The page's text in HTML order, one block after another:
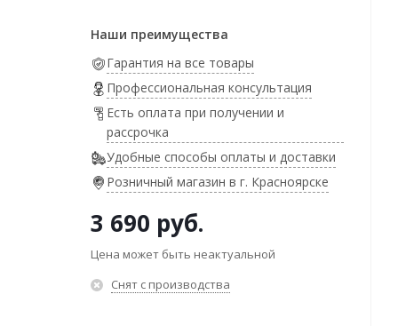
Наши преимущества
Гарантия на все товары
Профессиональная консультация
Есть оплата при получении и
рассрочка
Удобные способы оплаты и доставки
Розничный магазин в г. Красноярске
3 690 руб.
Цена может быть неактуальной
Снят с производства